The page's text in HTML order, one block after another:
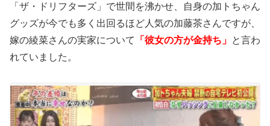
「ザ・ドリフターズ」で世間を沸かせ、自身の加トちゃん
グッズが今でも多く出回るほど人気の加藤茶さんですが、
嫁の綾菜さんの実家について
「彼女の方が金持ち」 と言わ
れていました。